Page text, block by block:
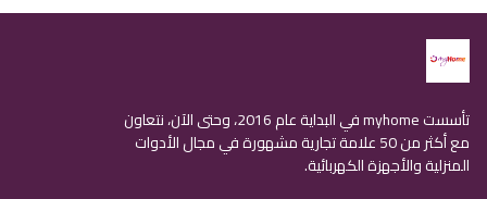
تأسست myhome في البداية عام 2016، وحتى الآن، نتعاون
مع أكثر من 50 علامة تجارية مشهورة في مجال الأدوات
المنزلية والأجهزة الكهربائية.